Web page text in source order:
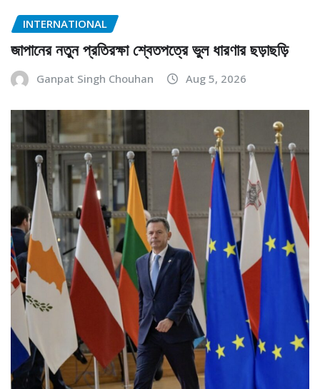
INTERNATIONAL
জাপানের নতুন প্রতিরক্ষা শ্বেতপত্রে ভুল ধারণার ছড়াছড়ি
Ganpat Singh Chouhan Aug 5, 2026